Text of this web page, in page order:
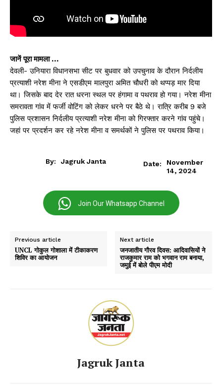
जानें पूरा मामला …
देवली- उनियारा विधानसभा सीट पर बुधवार को उपचुनाव के दौरान निर्दलीय
प्रत्याशी नरेश मीना ने एसडीएम मालपुरा अमित चौधरी को थप्पड़ मार दिया
था। जिसके बाद देर रात धरना स्थल पर हंगामा व पथराव हो गया। नरेश मीना
समरावता गांव में फर्जी वोटिंग को लेकर धरने पर बैठे थे। रात्रि करीब 9 बजे
पुलिस प्रशासन निर्दलीय प्रत्याशी नरेश मीना को गिरफ्तार करने गांव पहुंचे।
जहां पर प्रदर्शन कर रहे नरेश मीना व समर्थकों ने पुलिस पर पथराव किया।
By: Jagruk Janta Date:
November
14, 2024
Join Our Whatsapp Channel
Previous article
UNCL गोकुल गोशाला में टीकाकरण
शिविर का आयोजन
Next article
जनजातीय गौरव दिवस: आदिवासियों ने
राजकुमार राम को भगवान राम बनाया,
जमुई में बोले पीएम मोदी
Jagruk Janta